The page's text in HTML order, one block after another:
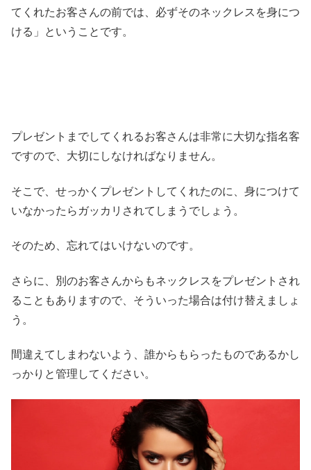
てくれたお客さんの前では、必ずそのネックレスを身につ
ける」ということです。
プレゼントまでしてくれるお客さんは非常に大切な指名客
ですので、大切にしなければなりません。
そこで、せっかくプレゼントしてくれたのに、身につけて
いなかったらガッカリされてしまうでしょう。
そのため、忘れてはいけないのです。
さらに、別のお客さんからもネックレスをプレゼントされ
ることもありますので、そういった場合は付け替えましょ
う。
間違えてしまわないよう、誰からもらったものであるかし
っかりと管理してください。